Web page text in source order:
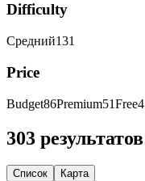
Difficulty
Средний131
Price
Budget86Premium51Free4
303 результатов
Список Карта